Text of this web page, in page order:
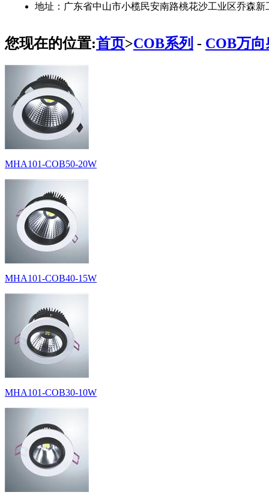
地址：广东省中山市小榄民安南路桃花沙工业区乔森新
您现在的位置:首页>COB系列 - COB万
MHA101-COB50-20W
MHA101-COB40-15W
MHA101-COB30-10W